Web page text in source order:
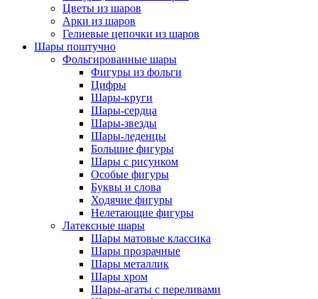
Цветы из шаров
Арки из шаров
Гелиевые цепочки из шаров
Шары поштучно
Фольгированные шары
Фигуры из фольги
Цифры
Шары-круги
Шары-сердца
Шары-звезды
Шары-леденцы
Большие фигуры
Шары с рисунком
Особые фигуры
Буквы и слова
Ходячие фигуры
Нелетающие фигуры
Латексные шары
Шары матовые классика
Шары прозрачные
Шары металлик
Шары хром
Шары-агаты с переливами